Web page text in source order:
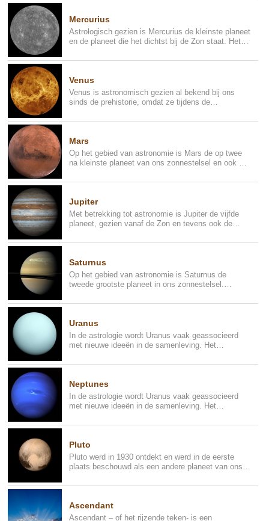
Mercurius
Astrologisch gezien is Mercurius de kleinste planeet
en de planeet die het dichtst bij de Zon staat. Het
Venus
Venus is astronomisch gezien al bekend bij ons
sinds de prehistorie, omdat ze tijdens de
Mars
Op het gebied van astronomie is Mars de op twee
na kleinste planeet van ons zonnestelsel en ook de
Jupiter
Met betrekking tot astronomie is Jupiter de vijfde
planeet, gezien vanaf de Zon en tevens ook de
Saturnus
Op het gebied van astronomie is Saturnus de
tweede grootste planeet in ons zonnestelsel.
Uranus
In de astrologie wordt Uranus vaak geassocieerd
met nieuwe ideeën in de samenleving. Het
Neptunes
In de astrologie wordt Uranus vaak geassocieerd
met nieuwe ideeën in de samenleving. Het
Pluto
Pluto werd in 1930 ontdekt en werd in de eerste
plaats beschouwd als een andere planeet van ons
Ascendant
Ascendant – of het rijzende teken- is een